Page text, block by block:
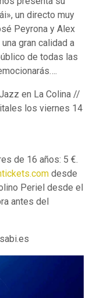
un directo muy
Peyrona y Alex
gran calidad a
de todas las
en La Colina //
los viernes 14
de 16 años: 5 €.
desde
Periel desde el
antes del